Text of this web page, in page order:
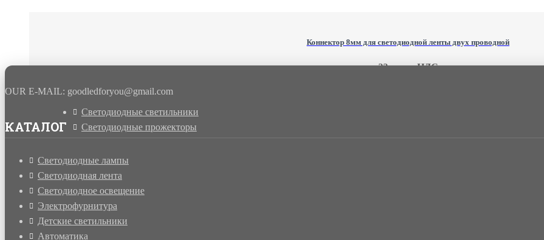
Коннектор 8мм для светодиодной ленты двух проводной
22 грн. с НДС
OUR E-MAIL: goodledforyou@gmail.cоm
КАТАЛОГ
Светодиодные светильники
Светодиодные прожекторы
Светодиодные лампы
Светодиодная лента
Светодиодное освещение
Электрофурнитура
Детские светильники
Автоматика